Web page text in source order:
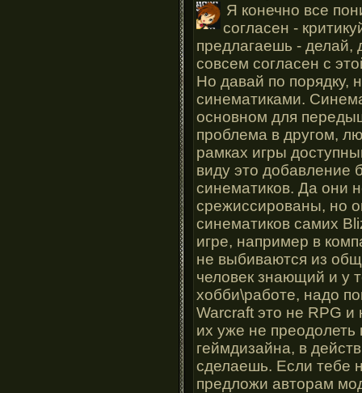
Я конечно все
согласен -
предлагаешь - делай,
совсем согласен с
Но давай по порядку,
синематиками.
основном для
проблема в другом,
рамках игры
виду это добавление
синематиков. Да они
срежиссированы, но
синематиков самих
игре, например в
не выбиваются из
человек знающий и у
хобби\работе, надо
Warcraft это не RPG и
их уже не
геймдизайна, в
сделаешь. Если тебе
предложи авторам